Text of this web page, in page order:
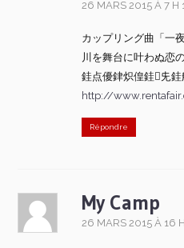
26 MARS 2015 À 7 H
カップリング曲「一
川を舞台に叶わぬ恋
銈点優銉炽偟銈兂
http://
Répondre
My Camp
26 MARS 2015 À 16